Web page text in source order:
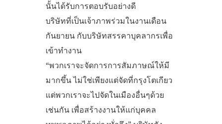
นั้นได้รับการตอบรับอย่างดี
บริษัทที่เป็นเจ้าภาพร่วมในงานเดือน
กันยายน กับบริษัทสรรคาบุคลากรเพื่อ
เข้าทำงาน
“พวกเราจะจัดการการสัมภาษณ์ให้มี
มากขึ้น ไม่ใช่เพียงแต่จัดที่กรุงโตเกียว
แต่พวกเราจะไปจัดในเมืองอื่นๆด้วย
เช่นกัน เพื่อสร้างงานให้แก่บุคคล